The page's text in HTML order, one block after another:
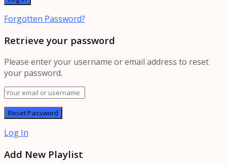
Forgotten Password?
Retrieve your password
Please enter your username or email address to reset
your password.
Log In
Add New Playlist